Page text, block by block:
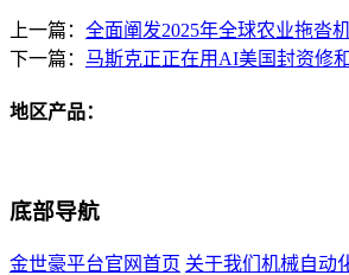
上一篇： 全面阐发2025年全球农业拖沓
下一篇： 马斯克正正在用AI美国封资修
地区产品：
底部导航
金世豪平台官网首页 关于我们 机械自动